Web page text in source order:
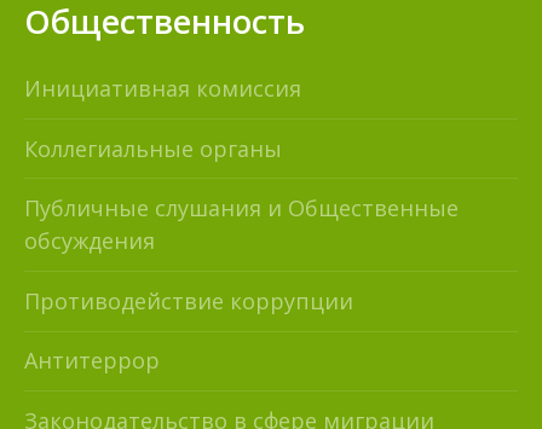
Общественность
Инициативная комиссия
Коллегиальные органы
Публичные слушания и Общественные
обсуждения
Противодействие коррупции
Антитеррор
Законодательство в сфере миграции